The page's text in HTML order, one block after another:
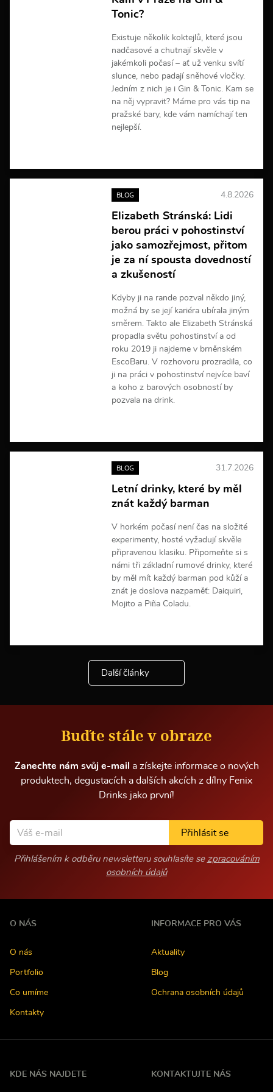
Tonic?
Existuje několik koktejlů, které jsou
nadčasové a chutnají skvěle v
jakémkoli počasí – ať už venku svítí
slunce, nebo padají sněhové vločky.
Jedním z nich je i Gin & Tonic. Kam se
na něj vypravit? Máme pro vás tip na
pražské bary, kde vám namíchají ten
nejlepší.
e
i
f
o
r
a
c
BLOG 4.8.2026
Elizabeth Stránská: Lidi
berou práci v pohostinství
jako samozřejmost, přitom
je za ní spousta dovedností
a zkušeností
Kdyby ji na rande pozval někdo jiný,
možná by se její kariéra ubírala jiným
směrem. Takto ale Elizabeth Stránská
propadla světu pohostinství a od
roku 2019 ji najdeme v brněnském
EscoBaru. V rozhovoru prozradila, co
ji na práci v pohostinství nejvíce baví
a koho z barových osobností by
pozvala na drink.
e
i
f
o
m
a
c
í
BLOG 31.7.2026
Letní drinky, které by měl
znát každý barman
V horkém počasí není čas na složité
experimenty, hosté vyžadují skvěle
připravenou klasiku. Připomeňte si s
námi tři základní rumové drinky, které
by měl mít každý barman pod kůží a
znát je doslova nazpaměť: Daiquiri,
Mojito a Piña Coladu.
e
i
n
o
m
a
Další články
Buďte stále v obraze
Zanechte nám svůj e-mail
a získejte informace o nových
produktech, degustacích a dalších akcích z dílny Fenix
Drinks jako první!
Přihlásit se
Přihlášením k odběru newsletteru souhlasíte se zpracováním
osobních údajů
O NÁS
O nás
Portfolio
Co umíme
Kontakty
INFORMACE PRO VÁS
Aktuality
Blog
Ochrana osobních údajů
KDE NÁS NAJDETE KONTAKTUJTE NÁS